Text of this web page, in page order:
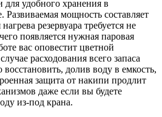
удобного хранения в
Развиваемая мощность составляет
резервуара требуется не
появляется нужная паровая
вас оповестит цветной
расходования всего запаса
восстановить, долив воду в емкость,
защита от накипи продлит
даже если вы будете
из-под крана.